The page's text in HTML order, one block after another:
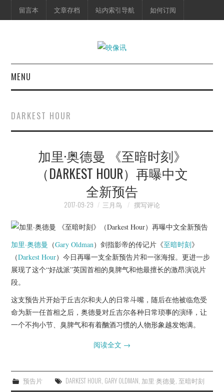
留言本 文章存档 站内索引导航 如何订阅
MENU
映像快讯
预告片
海报剧照
杂七杂八
美剧英剧
推荐电影
DARKEST HOUR
加里·奥德曼 《至暗时刻》
（DARKEST HOUR）再曝中文
全新预告
2017-09-29 三月鸟 撰写评论
加里·奥德曼 （Gary Oldman）剑指影帝的传记片《至暗时刻》
（Darkest Hour）今日再曝一支全新预告片和一张海报。更进一步
展现了这个“好战派”英国首相的臭脾气和他最擅长的激昂演说片
段。
这支预告片开始于丘吉尔和夫人的日常斗嘴，随后在他被临危受
命为新一任首相之后，奥德曼对丘吉尔各种日常琐事的演绎，让
一个不拘小节、臭脾气和有着酗酒习惯的人物形象越发饱满。
阅读全文 →
预告片 DARKEST HOUR, GARY OLDMAN, 加里·奥德曼, 至暗时刻